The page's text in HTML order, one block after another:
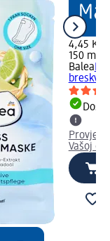
4,45 KM
150 ml
Balea
Vašoj